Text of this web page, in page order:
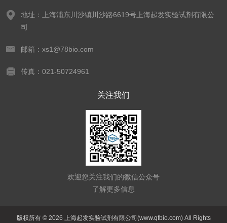
地址：上海浦东川沙镇川沙路6619号上海起发实验试剂有限公
司
邮箱：xs1@78bio.com
传真：021-50724961
关注我们
欢迎您关注我们的微信公众号
了解更多信息
版权所有 © 2026 上海起发实验试剂有限公司(www.qfbio.com) All Rights